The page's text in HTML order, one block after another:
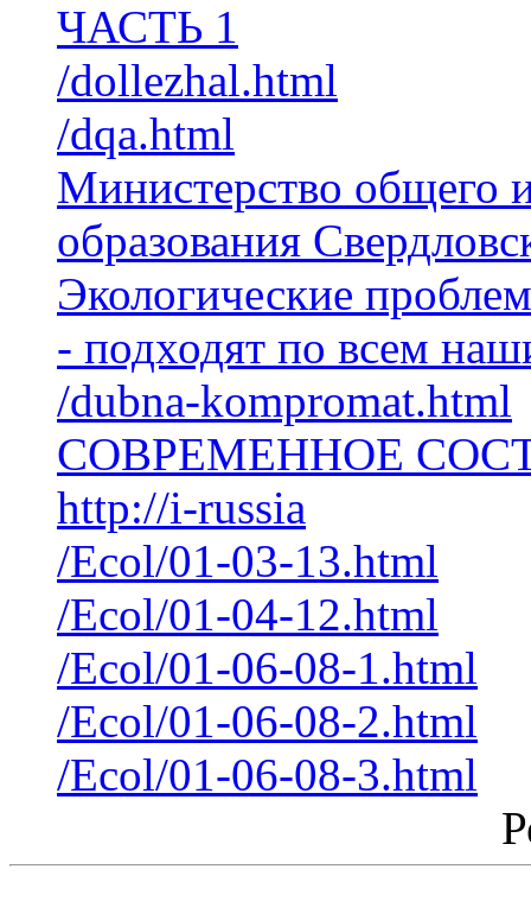
ЧАСТЬ 1
/dollezhal.html
/dqa.html
Министерство общего
образования
Экологические
- подходят по всем
/dubna-kompromat.html
СОВРЕМЕННОЕ
http://i-russia
/Ecol/01-03-13.html
/Ecol/01-04-12.html
/Ecol/01-06-08-1.html
/Ecol/01-06-08-2.html
/Ecol/01-06-08-3.html